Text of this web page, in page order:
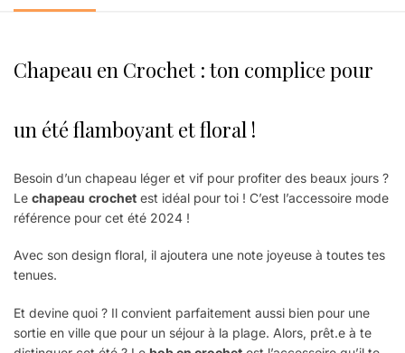
Chapeau en Crochet : ton complice pour
un été flamboyant et floral !
Besoin d’un chapeau léger et vif pour profiter des beaux jours ?
Le chapeau crochet est idéal pour toi ! C’est l’accessoire mode
référence pour cet été 2024 !
Avec son design floral, il ajoutera une note joyeuse à toutes tes
tenues.
Et devine quoi ? Il convient parfaitement aussi bien pour une
sortie en ville que pour un séjour à la plage. Alors, prêt.e à te